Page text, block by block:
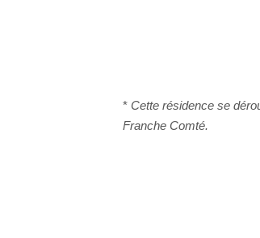
* Cette résidence se
Franche Comté.